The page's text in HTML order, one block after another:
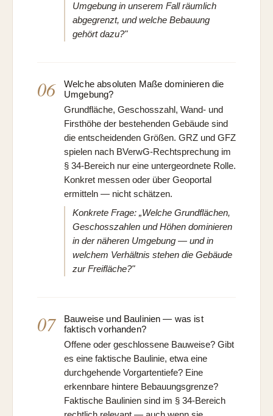
Umgebung in unserem Fall räumlich
abgegrenzt, und welche Bebauung
gehört dazu?"
06
Welche absoluten Maße dominieren die
Umgebung?
Grundfläche, Geschosszahl, Wand- und
Firsthöhe der bestehenden Gebäude sind
die entscheidenden Größen. GRZ und GFZ
spielen nach BVerwG-Rechtsprechung im
§ 34-Bereich nur eine untergeordnete Rolle.
Konkret messen oder über Geoportal
ermitteln — nicht schätzen.
Konkrete Frage: „Welche Grundflächen,
Geschosszahlen und Höhen dominieren
in der näheren Umgebung — und in
welchem Verhältnis stehen die Gebäude
zur Freifläche?"
07
Bauweise und Baulinien — was ist
faktisch vorhanden?
Offene oder geschlossene Bauweise? Gibt
es eine faktische Baulinie, etwa eine
durchgehende Vorgartentiefe? Eine
erkennbare hintere Bebauungsgrenze?
Faktische Baulinien sind im § 34-Bereich